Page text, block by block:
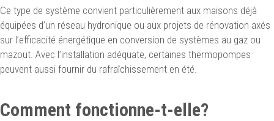
Ce type de système convient particulièrement aux maisons déjà
équipées d’un réseau hydronique ou aux projets de rénovation axés
sur l’efficacité énergétique en conversion de systèmes au gaz ou
mazout. Avec l’installation adéquate, certaines thermopompes
peuvent aussi fournir du rafraîchissement en été.
Comment fonctionne-t-elle?